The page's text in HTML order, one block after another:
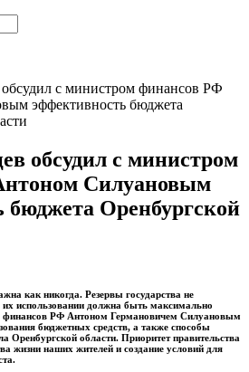
с министром финансов РФ
эффективность бюджета
обсудил с министром
Силуановым
бюджета Оренбургской
как никогда. Резервы государства не
их использовании должна быть максимально
финансов РФ Антоном Германовичем Силуановым
бюджетных средств, а также способы
Оренбургской области. Приоритет правительства
жизни наших жителей и создание условий для